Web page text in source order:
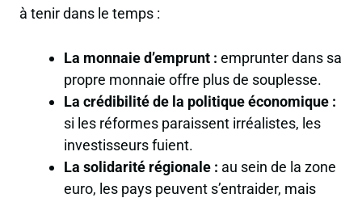
à tenir dans le temps :
La monnaie d’emprunt : emprunter dans sa
propre monnaie offre plus de souplesse.
La crédibilité de la politique économique :
si les réformes paraissent irréalistes, les
investisseurs fuient.
La solidarité régionale : au sein de la zone
euro, les pays peuvent s’entraider, mais